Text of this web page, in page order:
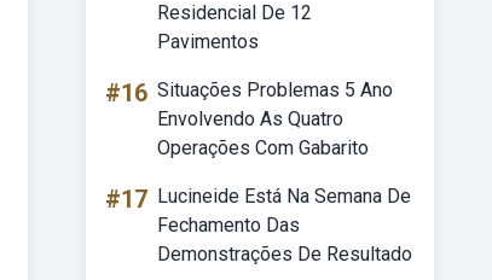
Residencial De 12
Pavimentos
#16 Situações Problemas 5 Ano
Envolvendo As Quatro
Operações Com Gabarito
#17 Lucineide Está Na Semana De
Fechamento Das
Demonstrações De Resultado